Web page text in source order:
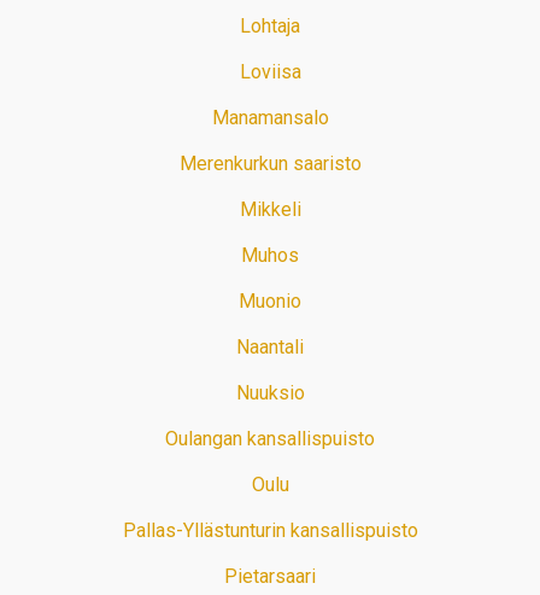
Lohtaja
Loviisa
Manamansalo
Merenkurkun saaristo
Mikkeli
Muhos
Muonio
Naantali
Nuuksio
Oulangan kansallispuisto
Oulu
Pallas-Yllästunturin kansallispuisto
Pietarsaari